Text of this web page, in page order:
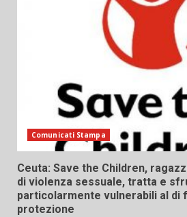
Comunicati Stampa
Ceuta: Save the Children,
di violenza sessuale, tratta e
particolarmente vulnerabili al di
protezione